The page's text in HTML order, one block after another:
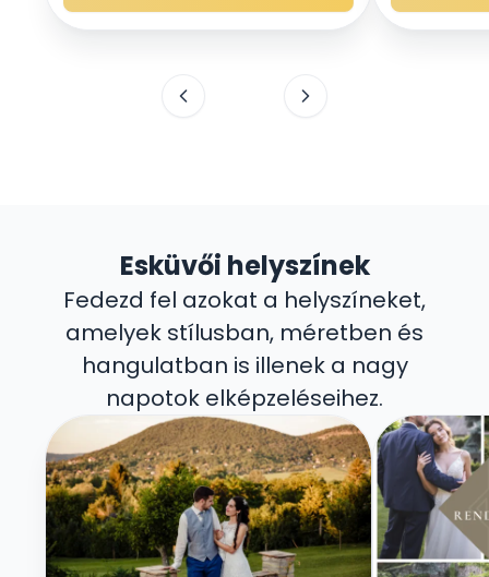
Esküvői helyszínek
Fedezd fel azokat a helyszíneket,
amelyek stílusban, méretben és
hangulatban is illenek a nagy
napotok elképzeléseihez.